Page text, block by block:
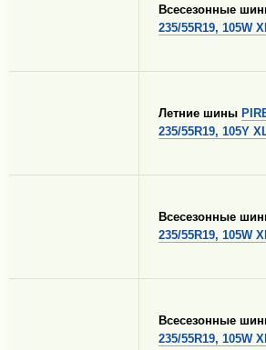
Всесезонные
235/55R19, 105W
Летние шины
235/55R19, 105Y
Всесезонные
235/55R19, 105W
Всесезонные
235/55R19, 105W